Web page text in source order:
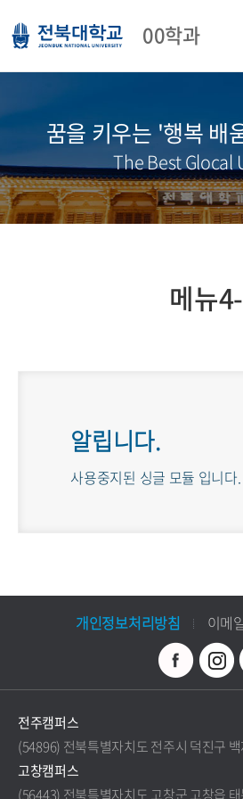
00학과
꿈을 키우는 '행복 배
The Best Glocal
메뉴
알립니다.
사용중지된 싱글 모듈 입니다.
개인정보처리방침 이메
전주캠퍼스
(54896) 전북특별자치도 전주시 덕진구
고창캠퍼스
(56443) 전북특별자치도 고창군 고창읍